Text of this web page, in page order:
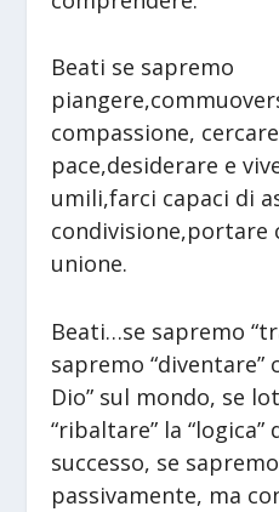
Beati se sapremo
compassione,
pace,desiderare e
umili,farci capaci di
condivisione,portare
unione.
Beati…se sapremo
sapremo “diventare”
Dio” sul mondo, se
“ribaltare” la
successo, se
passivamente, ma